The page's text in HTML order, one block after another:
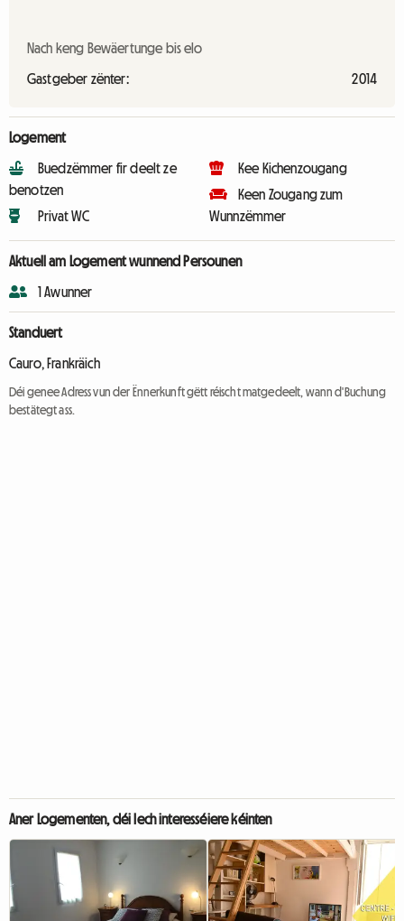
Nach keng Bewäertunge bis elo
Gastgeber zënter: 2014
Logement
Buedzëmmer fir deelt ze
benotzen
Privat WC
Kee Kichenzougang
Keen Zougang zum
Wunnzëmmer
Aktuell am Logement wunnend Persounen
1 Awunner
Standuert
Cauro, Frankräich
Déi genee Adress vun der Ënnerkunft gëtt réischt matgedeelt, wann d'Buchung
bestätegt ass.
Aner Logementen, déi Iech interesséiere kéinten